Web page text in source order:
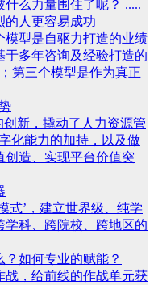
么力量围住了呢？ .....
的人更容易成功
模型是自驱力打造的业绩
多年咨询及经验打造的
第三个模型是作为真正
新，撬动了人力资源管
化能力的加持，以及做
造、实现平台价值突
式’，建立世界级、纯学
科、跨院校、跨地区的
如何专业的赋能？
战，给前线的作战单元获